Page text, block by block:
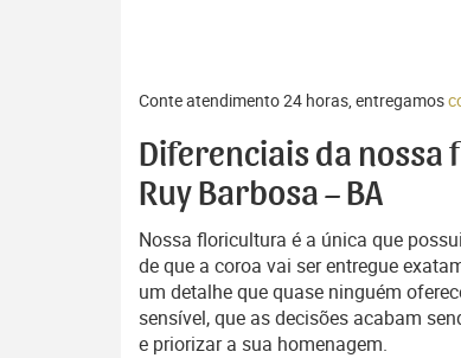
Conte atendimento 24 horas, entregamos
Diferenciais da
Ruy Barbosa – BA
Nossa floricultura é a única que
de que a coroa vai ser entregue
um detalhe que quase ninguém
sensível, que as decisões acabam
e priorizar a sua homenagem.